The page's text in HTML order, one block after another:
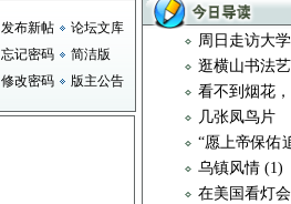
发布新帖
论坛文库
忘记密码
简洁版
修改密码
版主公告
周日走访大
逛横山书法
看不到烟花
几张凤鸟片
“愿上帝保佑
乌镇风情 (1)
在美国看灯会